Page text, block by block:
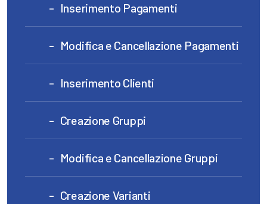
Inserimento Pagamenti
Modifica e Cancellazione Pagamenti
Inserimento Clienti
Creazione Gruppi
Modifica e Cancellazione Gruppi
Creazione Varianti